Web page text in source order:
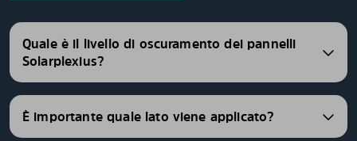
Quale è il livello di oscuramento dei pannelli
Solarplexius?
È importante quale lato viene applicato?